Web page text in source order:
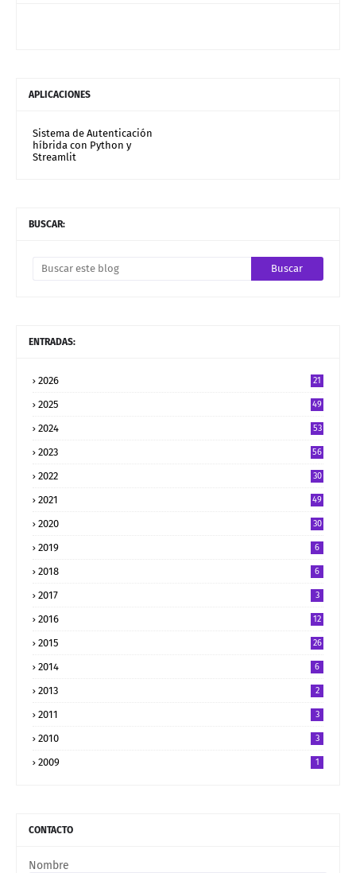
APLICACIONES
Sistema de Autenticación
híbrida con Python y
Streamlit
BUSCAR:
ENTRADAS:
2026 21
2025 49
2024 53
2023 56
2022 30
2021 49
2020 30
2019 6
2018 6
2017 3
2016 12
2015 26
2014 6
2013 2
2011 3
2010 3
2009 1
CONTACTO
Nombre